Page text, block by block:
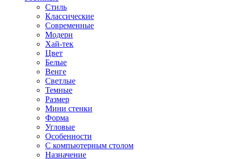
Стиль
Классические
Современные
Модерн
Хай-тек
Цвет
Белые
Венге
Светлые
Темные
Размер
Мини стенки
Форма
Угловые
Особенности
С компьютерным столом
Назначение